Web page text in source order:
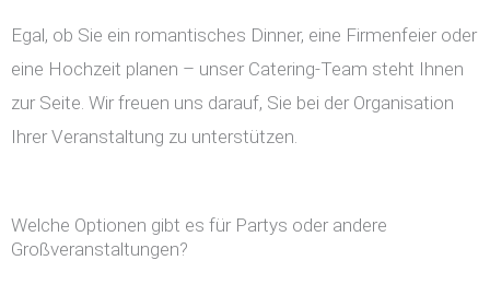
Egal, ob Sie ein romantisches Dinner, eine Firmenfeier oder
eine Hochzeit planen – unser Catering-Team steht Ihnen
zur Seite. Wir freuen uns darauf, Sie bei der Organisation
Ihrer Veranstaltung zu unterstützen.
Welche Optionen gibt es für Partys oder andere
Großveranstaltungen?